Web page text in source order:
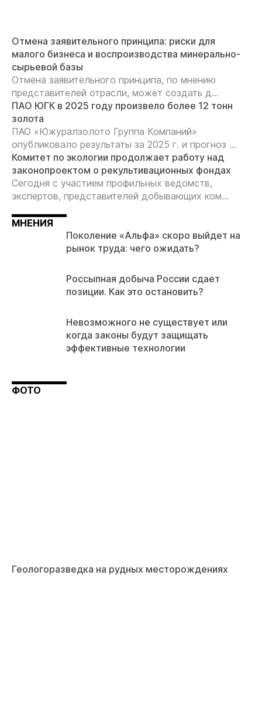
Отмена заявительного принципа: риски для
малого бизнеса и воспроизводства минерально-
сырьевой базы
Отмена заявительного принципа, по мнению
представителей отрасли, может создать д...
ПАО ЮГК в 2025 году произвело более 12 тонн
золота
ПАО «Южуралзолото Группа Компаний»
опубликовало результаты за 2025 г. и прогноз ...
Комитет по экологии продолжает работу над
законопроектом о рекультивационных фондах
Сегодня с участием профильных ведомств,
экспертов, представителей добывающих ком...
МНЕНИЯ
Поколение «Альфа» скоро выйдет на
рынок труда: чего ожидать?
Россыпная добыча России сдает
позиции. Как это остановить?
Невозможного не существует или
когда законы будут защищать
эффективные технологии
ФОТО
Геологоразведка на рудных месторождениях